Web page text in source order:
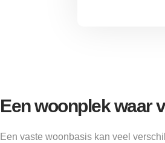
Een woonplek waar
Een vaste woonbasis kan veel